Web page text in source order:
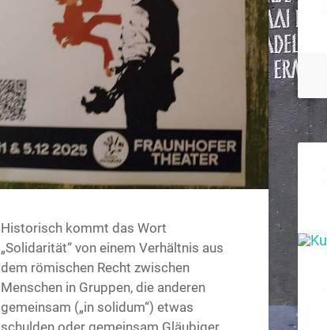
Historisch kommt das Wort
„Solidarität“ von einem Verhältnis aus
dem römischen Recht zwischen
Menschen in Gruppen, die anderen
gemeinsam („in solidum“) etwas